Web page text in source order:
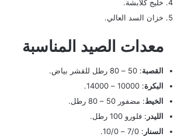
خليج كلابشة.
خزان السد العالي.
معدات الصيد المناسبة
القصبة: 50 – 80 رطل للقشر بياض.
البكرة: 10000 – 14000.
الخيط: مضفور 50 – 80 رطل.
الليدر : فلورو 100 رطل.
السنار : 7/0 – 10/0.